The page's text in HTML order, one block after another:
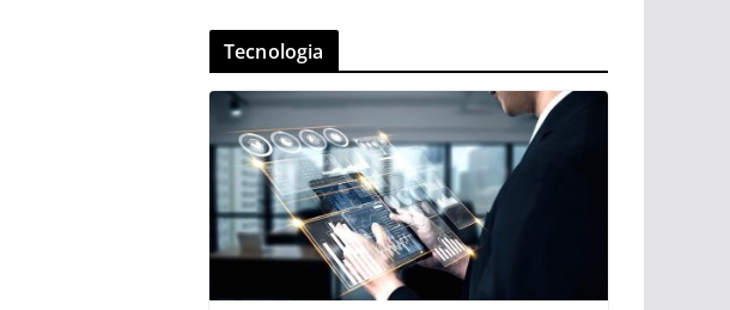
Tecnologia